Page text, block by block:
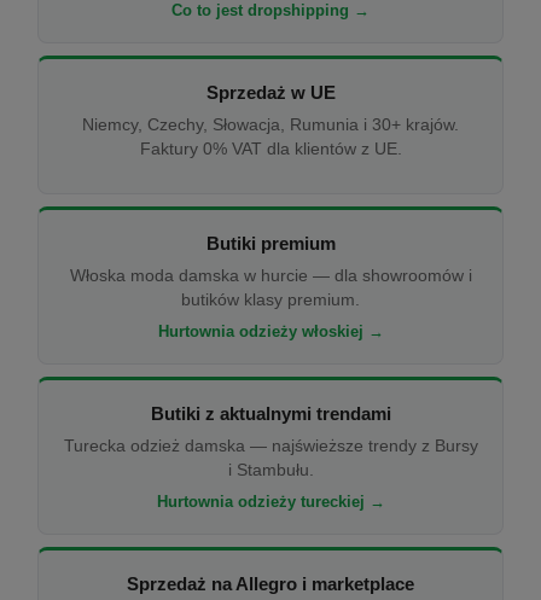
Co to jest dropshipping →
Sprzedaż w UE
Niemcy, Czechy, Słowacja, Rumunia i 30+ krajów.
Faktury 0% VAT dla klientów z UE.
Butiki premium
Włoska moda damska w hurcie — dla showroomów i
butików klasy premium.
Hurtownia odzieży włoskiej →
Butiki z aktualnymi trendami
Turecka odzież damska — najświeższe trendy z Bursy
i Stambułu.
Hurtownia odzieży tureckiej →
Sprzedaż na Allegro i marketplace